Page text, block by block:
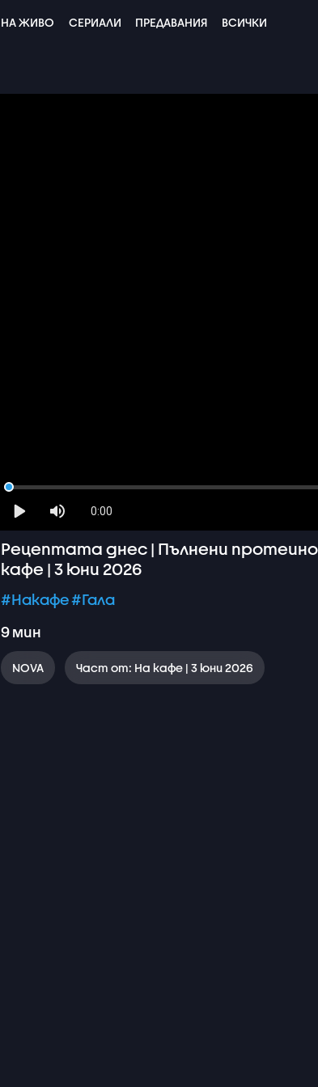
НА ЖИВО СЕРИАЛИ ПРЕДАВАНИЯ ВСИЧКИ
0:00
Рецептата днес | Пълнени
кафе | 3 юни 2026
#Накафе#Гала
9мин
NOVA Част от: На кафе | 3 юни 2026